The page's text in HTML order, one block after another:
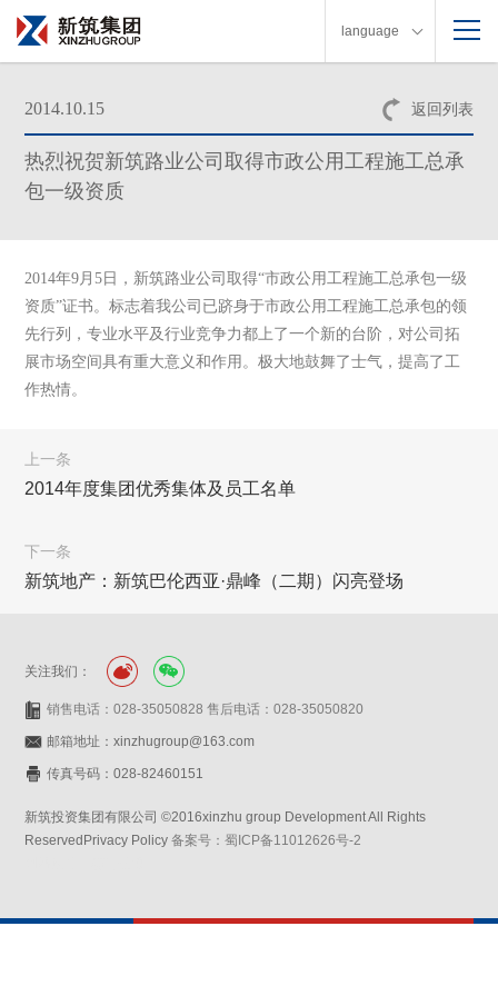
language
返回列表
2014.10.15
热烈祝贺新筑路业公司取得市政公用工程施工总承
包一级资质
2014年9月5日，新筑路业公司取得“市政公用工程施工总承包一级
资质”证书。标志着我公司已跻身于市政公用工程施工总承包的领
先行列，专业水平及行业竞争力都上了一个新的台阶，对公司拓
展市场空间具有重大意义和作用。极大地鼓舞了士气，提高了工
作热情。
上一条
2014年度集团优秀集体及员工名单
下一条
新筑地产：新筑巴伦西亚·鼎峰（二期）闪亮登场
关注我们：
销售电话：028-35050828 售后电话：028-35050820
邮箱地址：xinzhugroup@163.com
传真号码：028-82460151
新筑投资集团有限公司 ©2016xinzhu group Development All Rights
ReservedPrivacy Policy备案号：蜀ICP备11012626号-2